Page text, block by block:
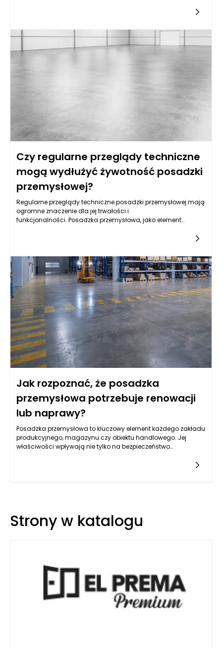
powierzchni ma nie tylko wpływ na ich estetykę, ale także na
materiałów. Technologii stosowanych do czyszczenia
posadzek przemysłowych jest wiele, w tym nowoczesne
zautomatyzowane systemy, które skutecznie usuwają wszelkie
zanieczyszczenia, od drobnego pyłu po ciężkie plamy olejowe.
Czy regularne przeglądy techniczne
mogą wydłużyć żywotność posadzki
przemysłowej?
Regularne przeglądy techniczne posadzki przemysłowej mają
ogromne znaczenie dla jej trwałości i
funkcjonalności. Posadzka przemysłowa, jako element
uszkodzeniom. Przeglądy techniczne pozwalają na wczesne
wykrywanie problemów, które mogą prowadzić do
poważniejszych uszkodzeń. Dzięki nim można również
monitorować stan posadzki i podejmować działania mające
na celu jej konserwację, co znacząco przekłada się na
wydłużenie żywotności.
Jak rozpoznać, że posadzka
przemysłowa potrzebuje renowacji
lub naprawy?
Posadzka przemysłowa to kluczowy element każdego zakładu
produkcyjnego, magazynu czy obiektu handlowego. Jej
właściwości wpływają nie tylko na bezpieczeństwo
Strony w katalogu